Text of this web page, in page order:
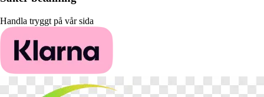
Handla tryggt på vår sida